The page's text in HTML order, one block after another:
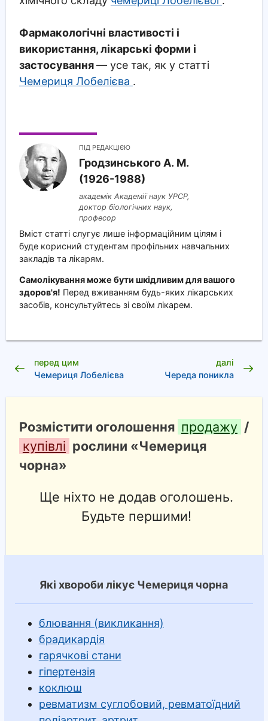
Фармакологічні властивості і
використання, лікарські форми і
застосування— усе так, як у статті
Чемериця Лобелієва .
Вміст статті слугує лише інформаційним цілям і
буде корисний студентам профільних навчальних
закладів та лікарям.
Самолікування може бути шкідливим для вашого
здоров'я! Перед вживанням будь-яких лікарських
засобів, консультуйтесь зі своїм лікарем.
ПІД РЕДАКЦІЄЮ
Гродзинського A. M.
(1926-1988)
академік Академії наук УРСР,
доктор біологічних наук,
професор
перед цим
Чемериця Лобелієва
далі
Череда поникла
Розмістити оголошення продажу /
купівлі рослини «Чемериця
чорна»
Ще ніхто не додав оголошень.
Будьте першими!
Які хвороби лікує Чемериця чорна
блювання (викликання)
брадикардія
гарячкові стани
гіпертензія
коклюш
ревматизм суглобовий, ревматоїдний